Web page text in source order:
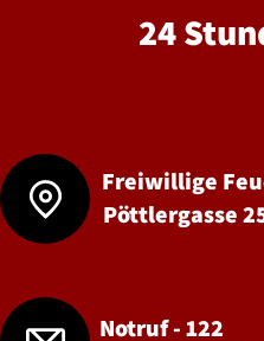
24
Freiwillige
Pöttlergasse
Notruf - 122